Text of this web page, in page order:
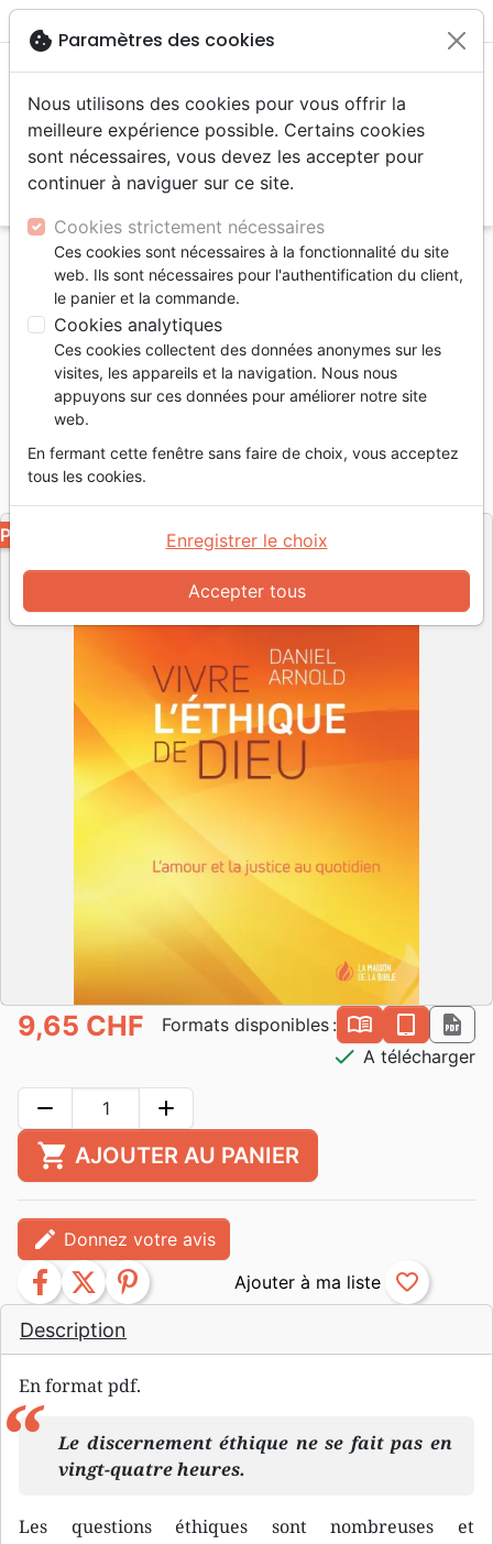
menu
Accueil Livres
Ethique, société, politique
Vivre l'éthique de Dieu - L'amour et la justice au
quotidien - PDF
Vivre l'éthique de Dieu
L'amour et la justice au quotidien - PDF
Auteur :
RéférenceMB4012-PDF EAN9782826097990
La Maison de la Bible
Description
En format pdf.
Le discernement éthique ne se fait pas en
vingt-quatre heures.
Les questions éthiques sont nombreuses et
PDF
9,65 CHF Formats disponibles : book_open epub
pdf
check A télécharger
remove add
shopping_cart AJOUTER AU PANIER
edit Donnez votre avis
facebook twitter pinterest favorite_border
cookie Paramètres des cookies
Nous utilisons des cookies pour vous offrir la
meilleure expérience possible. Certains cookies
sont nécessaires, vous devez les accepter pour
continuer à naviguer sur ce site.
Cookies strictement nécessaires
Ces cookies sont nécessaires à la fonctionnalité du site
web. Ils sont nécessaires pour l'authentification du client,
le panier et la commande.
Cookies analytiques
Ces cookies collectent des données anonymes sur les
visites, les appareils et la navigation. Nous nous
appuyons sur ces données pour améliorer notre site
web.
En fermant cette fenêtre sans faire de choix, vous acceptez
tous les cookies.
Accepter tous
Enregistrer le choix